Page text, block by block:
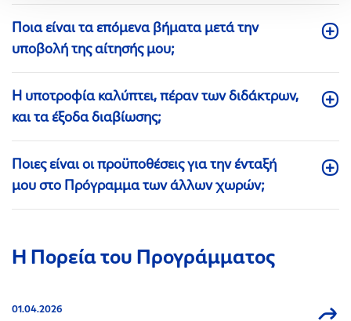
Ποια είναι τα επόμενα βήματα μετά την
υποβολή της αίτησής μου;
Η υποτροφία καλύπτει, πέραν των διδάκτρων,
και τα έξοδα διαβίωσης;
Ποιες είναι οι προϋποθέσεις για την ένταξή
μου στο Πρόγραμμα των άλλων χωρών;
Η Πορεία του Προγράμματος
01.04.2026